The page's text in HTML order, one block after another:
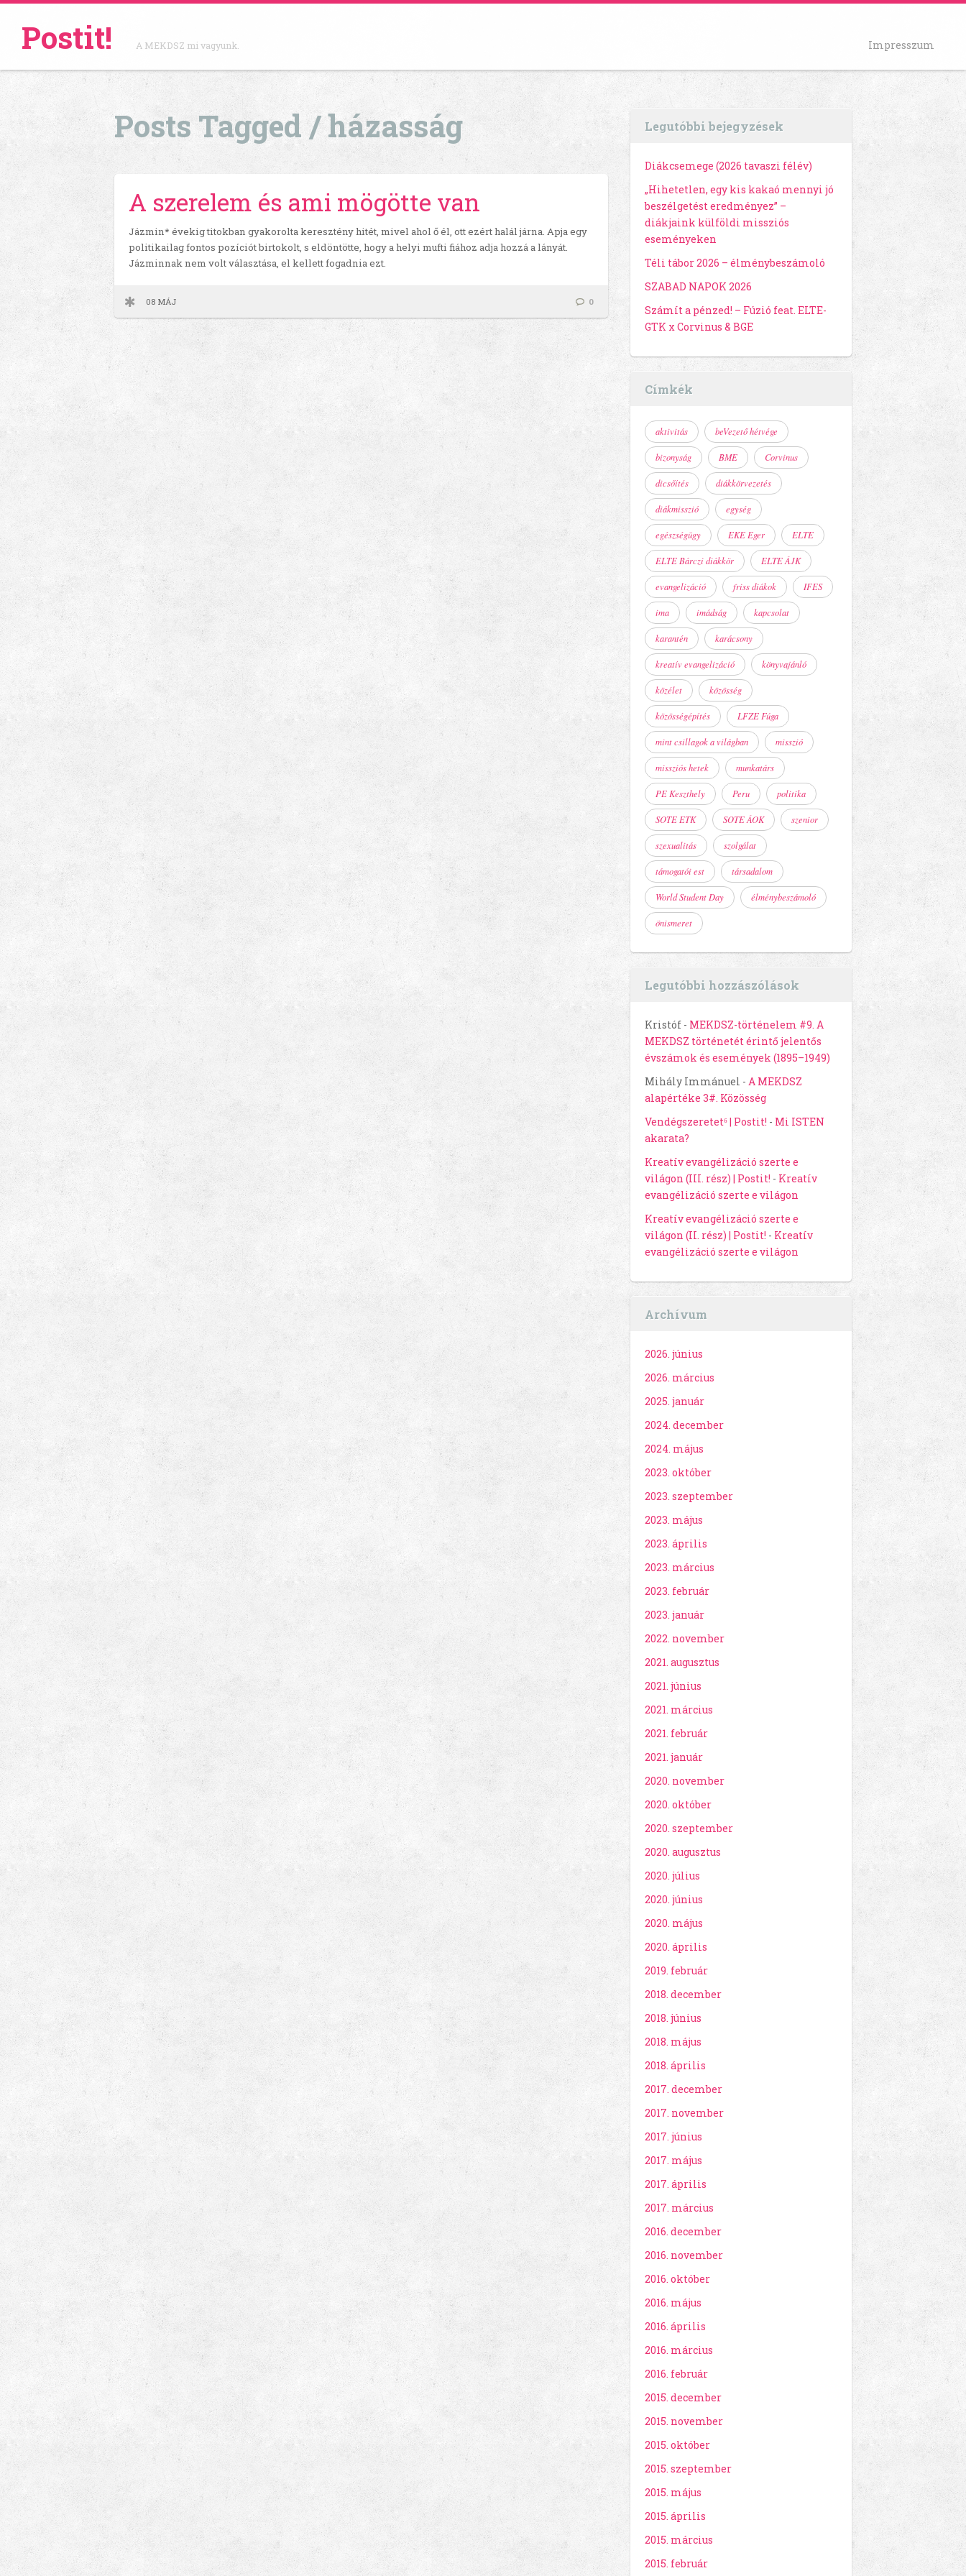
Postit! A MEKDSZ mi vagyunk. Impresszum
Posts Tagged /házasság
A szerelem és ami mögötte van
Jázmin* évekig titokban gyakorolta keresztény hitét, mivel ahol ő él, ott ezért halál járna. Apja egy
politikailag fontos pozíciót birtokolt, s eldöntötte, hogy a helyi mufti fiához adja hozzá a lányát.
Jázminnak nem volt választása, el kellett fogadnia ezt.
08 MÁJ 0
Legutóbbi bejegyzések
Diákcsemege (2026 tavaszi félév)
„Hihetetlen, egy kis kakaó mennyi jó
beszélgetést eredményez” –
diákjaink külföldi missziós
eseményeken
Téli tábor 2026 – élménybeszámoló
SZABAD NAPOK 2026
Számít a pénzed! – Fúzió feat. ELTE-
GTK x Corvinus & BGE
Címkék
aktivitás beVezető hétvége
bizonyság BME Corvinus
dicsőítés diákkörvezetés
diákmisszió egység
egészségügy EKE Eger ELTE
ELTE Bárczi diákkör ELTE ÁJK
evangelizáció friss diákok IFES
ima imádság kapcsolat
karantén karácsony
kreatív evangelizáció könyvajánló
közélet közösség
közösségépítés LFZE Fúga
mint csillagok a világban misszió
missziós hetek munkatárs
PE Keszthely Peru politika
SOTE ETK SOTE ÁOK szenior
szexualitás szolgálat
támogatói est társadalom
World Student Day élménybeszámoló
önismeret
Legutóbbi hozzászólások
Kristóf - MEKDSZ-történelem #9. A
MEKDSZ történetét érintő jelentős
évszámok és események (1895–1949)
Mihály Immánuel -A MEKDSZ
alapértéke 3#. Közösség
Vendégszeretet⁶ | Postit! - Mi ISTEN
akarata?
Kreatív evangélizáció szerte e
világon (III. rész) | Postit! - Kreatív
evangélizáció szerte e világon
Kreatív evangélizáció szerte e
világon (II. rész) | Postit! - Kreatív
evangélizáció szerte e világon
Archívum
2026. június
2026. március
2025. január
2024. december
2024. május
2023. október
2023. szeptember
2023. május
2023. április
2023. március
2023. február
2023. január
2022. november
2021. augusztus
2021. június
2021. március
2021. február
2021. január
2020. november
2020. október
2020. szeptember
2020. augusztus
2020. július
2020. június
2020. május
2020. április
2019. február
2018. december
2018. június
2018. május
2018. április
2017. december
2017. november
2017. június
2017. május
2017. április
2017. március
2016. december
2016. november
2016. október
2016. május
2016. április
2016. március
2016. február
2015. december
2015. november
2015. október
2015. szeptember
2015. május
2015. április
2015. március
2015. február